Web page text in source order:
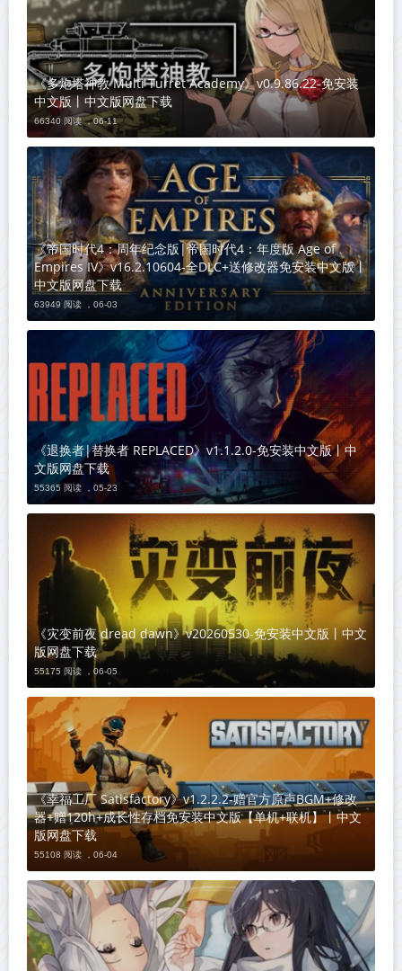
《多炮塔神教 Multi Turret Academy》v0.9.86.22-免安装
中文版丨中文版网盘下载
66340 阅读 ，06-11
《帝国时代4：周年纪念版|帝国时代4：年度版 Age of
Empires IV》v16.2.10604-全DLC+送修改器免安装中文版丨
中文版网盘下载
63949 阅读 ， 06-03
《退换者|替换者 REPLACED》v1.1.2.0-免安装中文版丨中
文版网盘下载
55365 阅读 ， 05-23
《灾变前夜 dread dawn》v20260530-免安装中文版丨中文
版网盘下载
55175 阅读 ， 06-05
《幸福工厂 Satisfactory》v1.2.2.2-赠官方原声BGM+修改
器+赠120h+成长性存档免安装中文版【单机+联机】丨中文
版网盘下载
55108 阅读 ， 06-04